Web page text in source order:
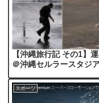
【沖縄旅行記 その1】
＠沖縄セルラースタジ
スポーツ